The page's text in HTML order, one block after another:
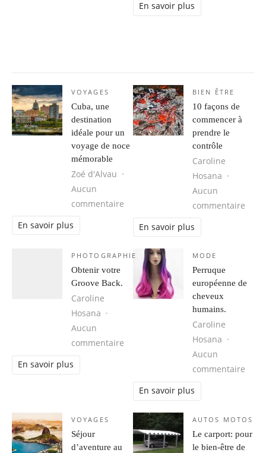
En savoir plus
VOYAGES
Cuba, une
destination
idéale pour un
voyage de noce
mémorable
Zoé d'Alvau
Aucun
commentaire sur Cuba, une destination idéale
En savoir plus
BIEN ÊTRE
10 façons de
commencer à
prendre le
contrôle
Caroline
Hosana
Aucun
commentaire
En savoir plus
PHOTOGRAPHIE
Obtenir votre
Groove Back.
Caroline
Hosana
Aucun
commentaire sur Obtenir votre Groove Back.
En savoir plus
MODE
Perruque
européenne de
cheveux
humains.
Caroline
Hosana
Aucun
commentaire
En savoir plus
VOYAGES
Séjour
d’aventure au
AUTOS MOTOS
Le carport: pour
le bien-être de